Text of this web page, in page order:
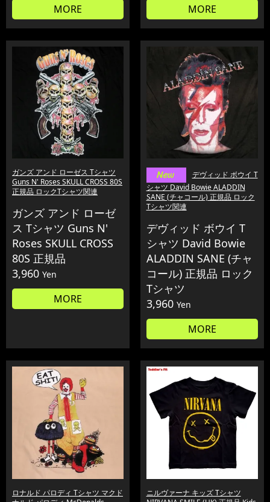
MORE MORE
ガンズ アンド ローゼス Tシャツ
Guns N' Roses SKULL CROSS 80S
正規品 ロックTシャツ関連
ガンズ アンド ローゼ
ス Tシャツ Guns N'
Roses SKULL CROSS
80S 正規品
3,960 Yen
MORE
デヴィッド ボウイ T
シャツ David Bowie ALADDIN
SANE (チャコール) 正規品 ロック
Tシャツ関連
デヴィッド ボウイ T
シャツ David Bowie
ALADDIN SANE (チャ
コール) 正規品 ロック
Tシャツ
3,960 Yen
MORE
ロナルド パロディ Tシャツ マクド
ニルヴァーナ キッズ Tシャツ